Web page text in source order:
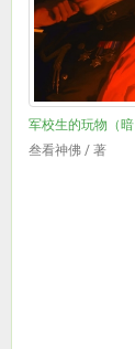
军校生的玩物（暗
叁看神佛 / 著